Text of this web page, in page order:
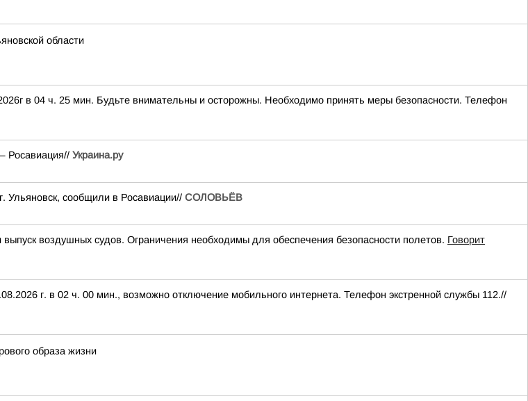
области
в 04 ч. 25 мин. Будьте внимательны и осторожны. Необходимо принять меры безопасности. Телефон
Росавиация// Украина.ру
Ульяновск, сообщили в Росавиации// СОЛОВЬЁВ
воздушных судов. Ограничения необходимы для обеспечения безопасности полетов. Говорит
г. в 02 ч. 00 мин., возможно отключение мобильного интернета. Телефон экстренной службы 112.//
образа жизни